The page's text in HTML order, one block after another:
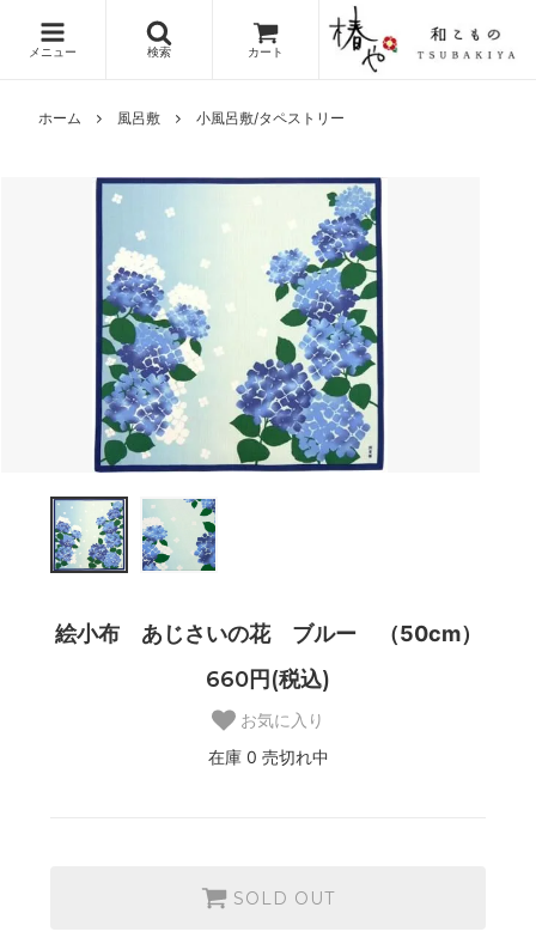
メニュー 検索 カート
ホーム 風呂敷 小風呂敷/タペストリー
絵小布 あじさいの花 ブルー （50cm）
660円(税込)
お気に入り
在庫 0 売切れ中
SOLD OUT